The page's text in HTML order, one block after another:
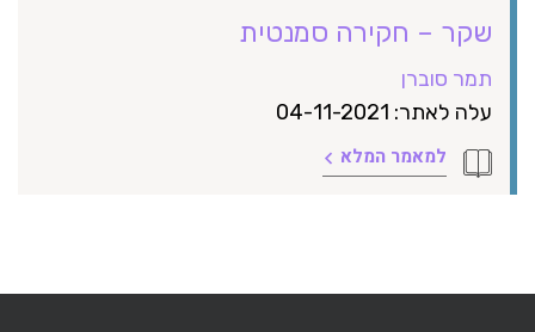
שקר – חקירה סמנטית
תמר סוברן
עלה לאתר: 04-11-2021
למאמר המלא